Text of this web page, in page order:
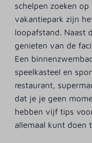
schelpen zoeken
vakantiepark zijn
loopafstand. Naast
genieten van de
Een
speelkasteel en
restaurant,
dat je je geen
hebben vijf tips
allemaal kunt doen